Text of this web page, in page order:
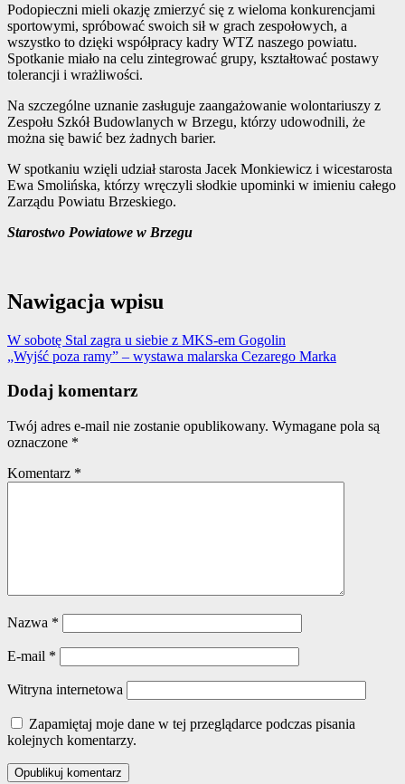
Podopieczni mieli okazję zmierzyć się z wieloma konkurencjami
sportowymi, spróbować swoich sił w grach zespołowych, a
wszystko to dzięki współpracy kadry WTZ naszego powiatu.
Spotkanie miało na celu zintegrować grupy, kształtować postawy
tolerancji i wrażliwości.
Na szczególne uznanie zasługuje zaangażowanie wolontariuszy z
Zespołu Szkół Budowlanych w Brzegu, którzy udowodnili, że
można się bawić bez żadnych barier.
W spotkaniu wzięli udział starosta Jacek Monkiewicz i wicestarosta
Ewa Smolińska, którzy wręczyli słodkie upominki w imieniu całego
Zarządu Powiatu Brzeskiego.
Starostwo Powiatowe w Brzegu
Nawigacja wpisu
W sobotę Stal zagra u siebie z MKS-em Gogolin
„Wyjść poza ramy” – wystawa malarska Cezarego Marka
Dodaj komentarz
Twój adres e-mail nie zostanie opublikowany. Wymagane pola są
oznaczone *
Komentarz *
Nazwa *
E-mail *
Witryna internetowa
Zapamiętaj moje dane w tej przeglądarce podczas pisania
kolejnych komentarzy.